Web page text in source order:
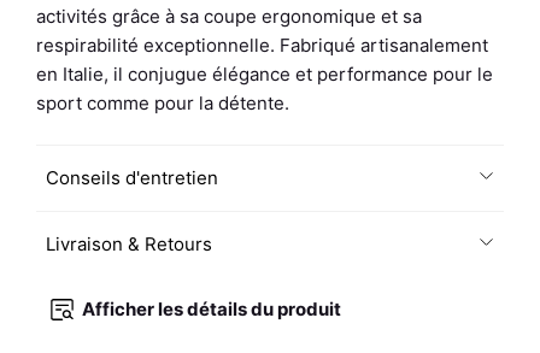
activités grâce à sa coupe ergonomique et sa
respirabilité exceptionnelle. Fabriqué artisanalement
en Italie, il conjugue élégance et performance pour le
sport comme pour la détente.
Conseils d'entretien
Livraison & Retours
Afficher les détails du produit